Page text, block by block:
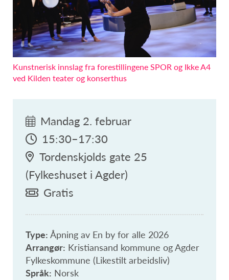
Kunstnerisk innslag fra forestillingene SPOR og Ikke A4
ved Kilden teater og konserthus
Mandag 2. februar
15:30–17:30
Tordenskjolds gate 25
(Fylkeshuset i Agder)
Gratis
Type: Åpning av En by for alle 2026
Arrangør: Kristiansand kommune og Agder
Fylkeskommune (Likestilt arbeidsliv)
Språk: Norsk